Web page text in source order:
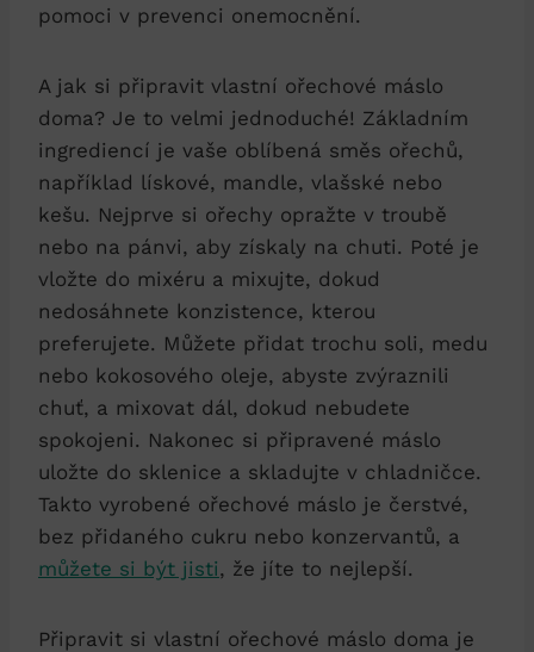
pomoci v prevenci onemocnění.
A jak si připravit vlastní ořechové máslo
doma? Je to velmi jednoduché! Základním
ingrediencí je vaše oblíbená směs ořechů,
například lískové, mandle, vlašské nebo
kešu. Nejprve si ořechy opražte v troubě
nebo na pánvi, aby získaly na chuti. Poté je
vložte do mixéru a mixujte, dokud
nedosáhnete konzistence, kterou
preferujete. Můžete přidat trochu soli, medu
nebo kokosového oleje, abyste zvýraznili
chuť, a mixovat dál, dokud nebudete
spokojeni. Nakonec si připravené máslo
uložte do sklenice a skladujte v chladničce.
Takto vyrobené ořechové máslo je čerstvé,
bez přidaného cukru nebo konzervantů, a
můžete si být jisti, že jíte to nejlepší.
Připravit si vlastní ořechové máslo doma je